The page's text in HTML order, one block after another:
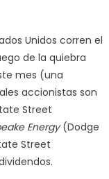
Unidos corren el
de la quiebra
mes (una
accionistas son
Street
Energy(Dodge
Street